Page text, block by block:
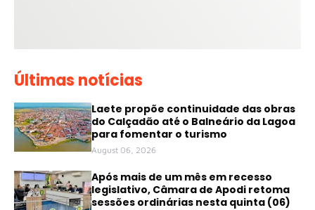
Últimas notícias
Laete propõe continuidade das obras
do Calçadão até o Balneário da Lagoa
para fomentar o turismo
August 06, 2026
Após mais de um mês em recesso
legislativo, Câmara de Apodi retoma
sessões ordinárias nesta quinta (06)